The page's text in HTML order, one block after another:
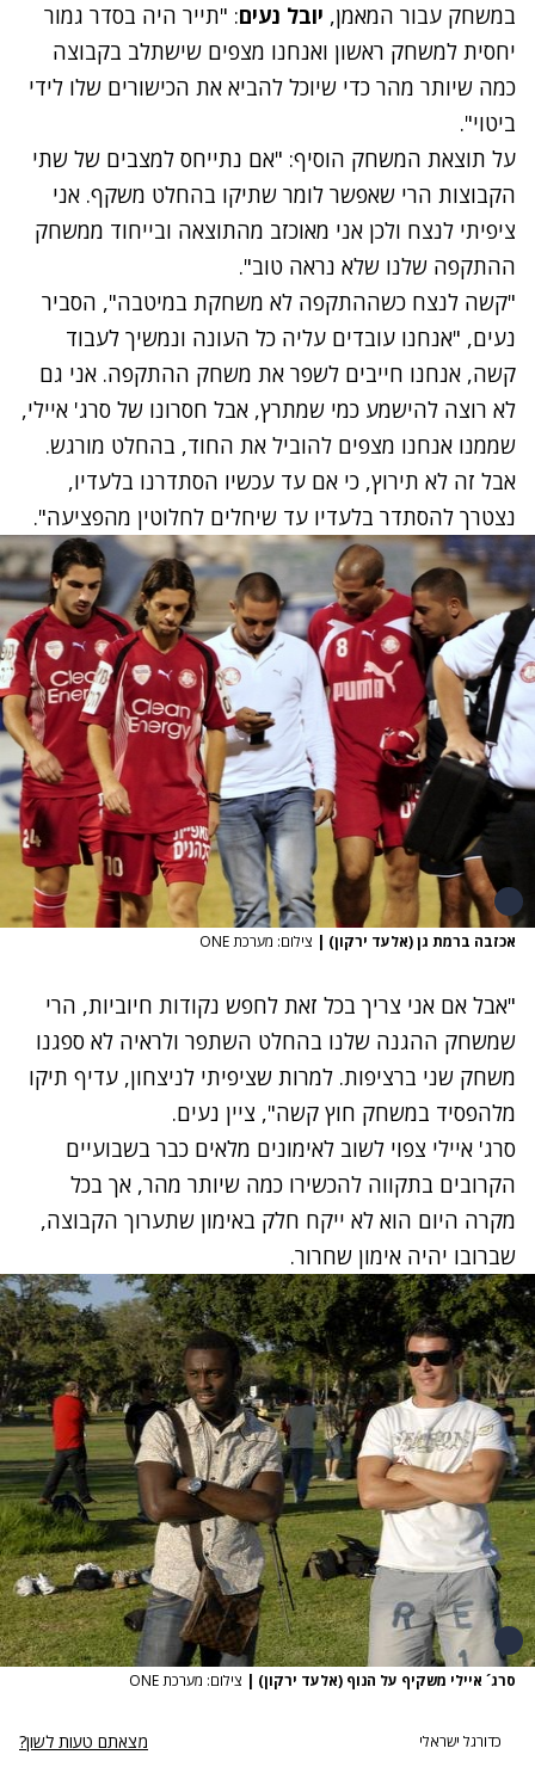
במשחק עבור המאמן, יובל נעים: "תייר היה בסדר גמור
יחסית למשחק ראשון ואנחנו מצפים שישתלב בקבוצה
כמה שיותר מהר כדי שיוכל להביא את הכישורים שלו לידי
ביטוי".
על תוצאת המשחק הוסיף: "אם נתייחס למצבים של שתי
הקבוצות הרי שאפשר לומר שתיקו בהחלט משקף. אני
ציפיתי לנצח ולכן אני מאוכזב מהתוצאה ובייחוד ממשחק
ההתקפה שלנו שלא נראה טוב".
"קשה לנצח כשההתקפה לא משחקת במיטבה", הסביר
נעים, "אנחנו עובדים עליה כל העונה ונמשיך לעבוד
קשה, אנחנו חייבים לשפר את משחק ההתקפה. אני גם
לא רוצה להישמע כמי שמתרץ, אבל חסרונו של סרג' איילי,
שממנו אנחנו מצפים להוביל את החוד, בהחלט מורגש.
אבל זה לא תירוץ, כי אם עד עכשיו הסתדרנו בלעדיו,
נצטרך להסתדר בלעדיו עד שיחלים לחלוטין מהפציעה".
אכזבה ברמת גן (אלעד ירקון) | צילום: מערכת ONE
"אבל אם אני צריך בכל זאת לחפש נקודות חיוביות, הרי
שמשחק ההגנה שלנו בהחלט השתפר ולראיה לא ספגנו
משחק שני ברציפות. למרות שציפיתי לניצחון, עדיף תיקו
מלהפסיד במשחק חוץ קשה", ציין נעים.
סרג' איילי צפוי לשוב לאימונים מלאים כבר בשבועיים
הקרובים בתקווה להכשירו כמה שיותר מהר, אך בכל
מקרה היום הוא לא ייקח חלק באימון שתערוך הקבוצה,
שברובו יהיה אימון שחרור.
סרג´ איילי משקיף על הנוף (אלעד ירקון) | צילום: מערכת ONE
כדורגל ישראלי מצאתם טעות לשון?